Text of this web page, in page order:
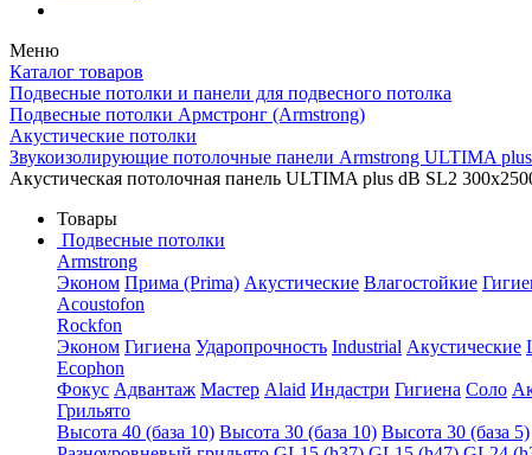
Меню
Каталог товаров
Подвесные потолки и панели для подвесного потолка
Подвесные потолки Армстронг (Armstrong)
Акустические потолки
Звукоизолирующие потолочные панели Armstrong ULTIMA
Акустическая потолочная панель ULTIMA plus dB SL2
Товары
Подвесные потолки
Armstrong
Эконом Прима (Prima) Акустические Влагостойкие
Acoustofon
Rockfon
Эконом Гигиена Ударопрочность Industrial Акустические
Ecophon
Фокус Адвантаж Мастер Alaid Индастри Гигиена Соло
Грильято
Высота 40 (база 10) Высота 30 (база 10) Высота 30 (база 5)